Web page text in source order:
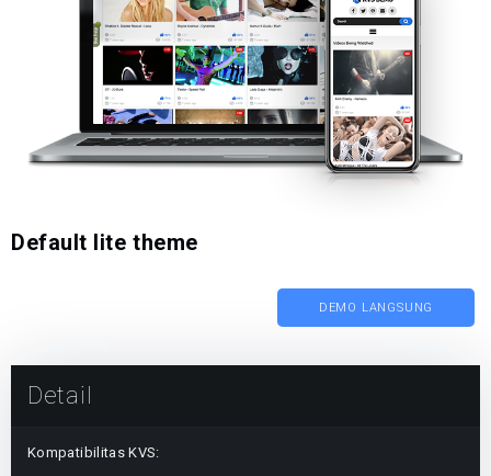
Default lite theme
DEMO LANGSUNG
Detail
Kompatibilitas KVS: